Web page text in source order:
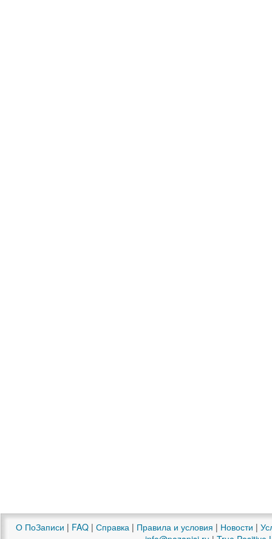
О ПоЗаписи | FAQ | Справка | Правила и условия | Новости |